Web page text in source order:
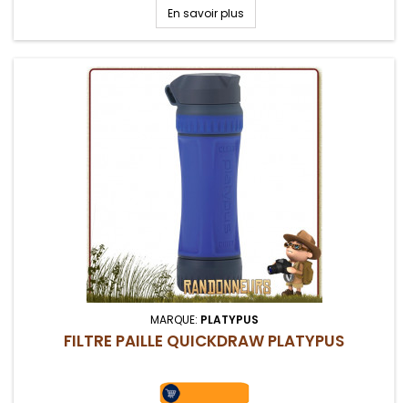
cartouche filtrante, près de 4 Litres en moins de 3 minutes
En savoir plus
MARQUE: PLATYPUS
FILTRE PAILLE QUICKDRAW PLATYPUS